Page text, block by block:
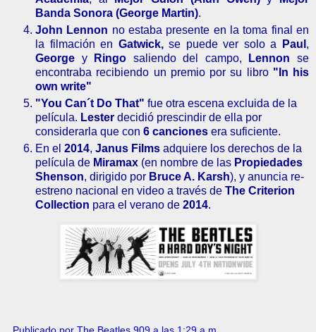
Banda Sonora (George Martin).
John Lennon no estaba presente en la toma final en
la filmación en Gatwick,se puede ver solo a Paul ,
George y Ringo saliendo del campo, Lennonse
encontraba recibiendo un premio por su libro "In his
own write"
"You Can´t Do That" fue otra escena excluida de la
película. Lester decidió prescindir de ella por
considerarla que con 6 canciones era suficiente.
En el 2014, Janus Films adquiere los derechos de la
película de Miramax (en nombre de las Propiedades
Shenson, dirigido por Bruce A. Karsh), y anuncia re-
estreno nacional en video a través de The Criterion
Collection para el verano de 2014.